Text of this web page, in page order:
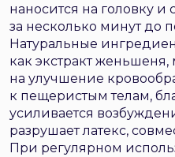
наносится на головку и
за несколько минут до
Натуральные
как экстракт женьшеня,
на улучшение
к пещеристым телам,
усиливается
разрушает латекс,
При регулярном